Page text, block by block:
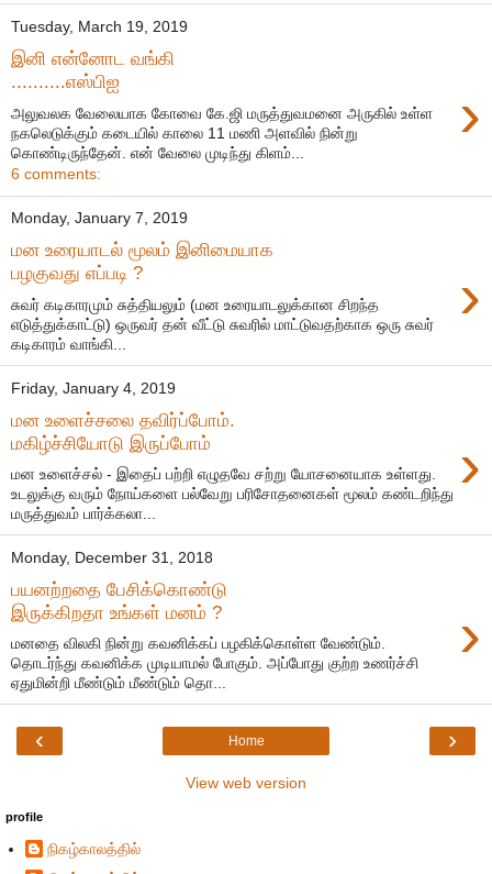
Tuesday, March 19, 2019
இனி என்னோட வங்கி
..........எஸ்பிஐ
›
அலுவலக வேலையாக கோவை கே.ஜி மருத்துவமனை அருகில் உள்ள
நகலெடுக்கும் கடையில் காலை 11 மணி அளவில் நின்று
கொண்டிருந்தேன். என் வேலை முடிந்து கிளம்...
6 comments:
Monday, January 7, 2019
மன உரையாடல் மூலம் இனிமையாக
பழகுவது எப்படி ?
›
சுவர் கடிகாரமும் சுத்தியலும் (மன உரையாடலுக்கான சிறந்த
எடுத்துக்காட்டு) ஒருவர் தன் வீட்டு சுவரில் மாட்டுவதற்காக ஒரு சுவர்
கடிகாரம் வாங்கி...
Friday, January 4, 2019
மன உளைச்சலை தவிர்ப்போம்.
மகிழ்ச்சியோடு இருப்போம்
›
மன உளைச்சல் - இதைப் பற்றி எழுதவே சற்று யோசனையாக உள்ளது.
உடலுக்கு வரும் நோய்களை பல்வேறு பரிசோதனைகள் மூலம் கண்டறிந்து
மருத்துவம் பார்க்கலா...
Monday, December 31, 2018
பயனற்றதை பேசிக்கொண்டு
இருக்கிறதா உங்கள் மனம் ?
›
மனதை விலகி நின்று கவனிக்கப் பழகிக்கொள்ள வேண்டும்.
தொடர்ந்து கவனிக்க முடியாமல் போகும். அப்போது குற்ற உணர்ச்சி
ஏதுமின்றி மீண்டும் மீண்டும் தொ...
‹ ›
Home
View web version
profile
நிகழ்காலத்தில்